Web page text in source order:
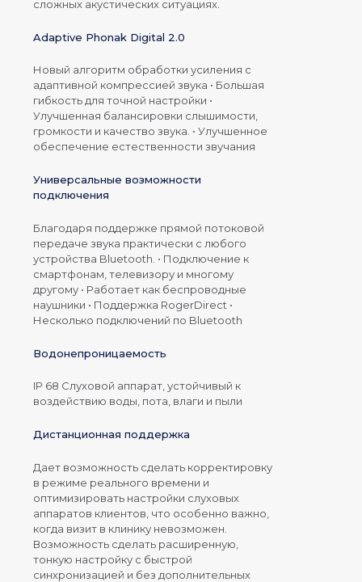
сложных акустических ситуациях.
Adaptive Phonak Digital 2.0
Новый алгоритм обработки усиления с
адаптивной компрессией звука • Большая
гибкость для точной настройки •
Улучшенная балансировки слышимости,
громкости и качество звука. • Улучшенное
обеспечение естественности звучания
Универсальные возможности
подключения
Благодаря поддержке прямой потоковой
передаче звука практически с любого
устройства Bluetooth. • Подключение к
смартфонам, телевизору и многому
другому • Работает как беспроводные
наушники • Поддержка RogerDirect •
Несколько подключений по Bluetooth
Водонепроницаемость
IP 68 Слуховой аппарат, устойчивый к
воздействию воды, пота, влаги и пыли
Дистанционная поддержка
Дает возможность сделать корректировку
в режиме реального времени и
оптимизировать настройки слуховых
аппаратов клиентов, что особенно важно,
когда визит в клинику невозможен.
Возможность сделать расширенную,
тонкую настройку с быстрой
синхронизацией и без дополнительных